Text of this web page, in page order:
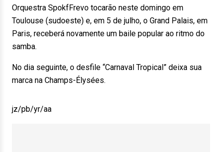
Orquestra SpokfFrevo tocarão neste domingo em
Toulouse (sudoeste) e, em 5 de julho, o Grand Palais, em
Paris, receberá novamente um baile popular ao ritmo do
samba.
No dia seguinte, o desfile “Carnaval Tropical” deixa sua
marca na Champs-Élysées.
jz/pb/yr/aa